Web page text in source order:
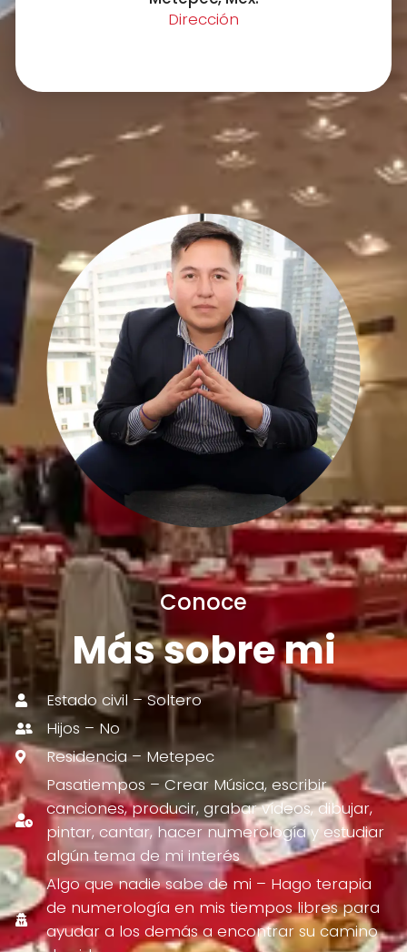
Dirección
Conoce
Más sobre mi
Estado civil – Soltero
Hijos – No
Residencia – Metepec
Pasatiempos – Crear Música, escribir
canciones, producir, grabar vídeos, dibujar,
pintar, cantar, hacer numerología y estudiar
algún tema de mi interés
Algo que nadie sabe de mi – Hago terapia
de numerología en mis tiempos libres para
ayudar a los demás a encontrar su camino